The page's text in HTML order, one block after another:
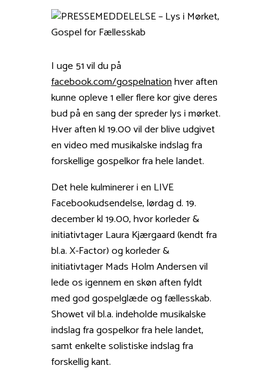
I uge 51 vil du på
facebook.com/gospelnationhver aften
kunne opleve 1 eller flere kor give deres
bud på en sang der spreder lys i mørket.
Hver aften kl 19.00 vil der blive udgivet
en video med musikalske indslag fra
forskellige gospelkor fra hele landet.
Det hele kulminerer i en LIVE
Facebookudsendelse, lørdag d. 19.
december kl 19.00, hvor korleder &
initiativtager Laura Kjærgaard (kendt fra
bl.a. X-Factor) og korleder &
initiativtager Mads Holm Andersen vil
lede os igennem en skøn aften fyldt
med god gospelglæde og fællesskab.
Showet vil bl.a. indeholde musikalske
indslag fra gospelkor fra hele landet,
samt enkelte solistiske indslag fra
forskellig kant.